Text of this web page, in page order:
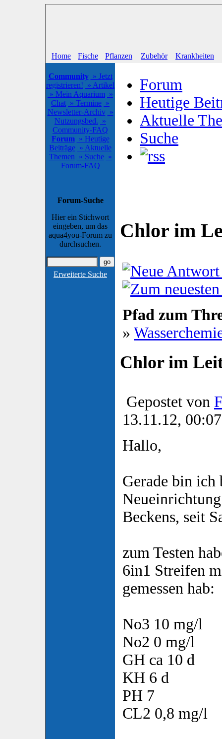
Home Fische Pflanzen Zubehör Krankheiten
Community » Jetzt
registrieren! » Artikel
» Mein Aquarium »
Chat » Termine »
Newsletter-Archiv »
Nutzungsbed. »
Community-FAQ
Forum » Heutige
Beiträge » Aktuelle
Themen » Suche »
Forum-FAQ
Forum-Suche
Hier ein Stichwort
eingeben, um das
aqua4you-Forum zu
durchsuchen.
Erweiterte Suche
Forum
Heutige
Aktuelle
Suche
Chlor im
Pfad zum
»
Chlor im
Gepostet von
13.11.12, 00:07
Hallo,
Gerade bin ich
Beckens, seit
zum Testen
6in1 Streifen
gemessen hab:
No3 10 mg/l
No2 0 mg/l
GH ca 10 d
KH 6 d
PH 7
CL2 0,8 mg/l